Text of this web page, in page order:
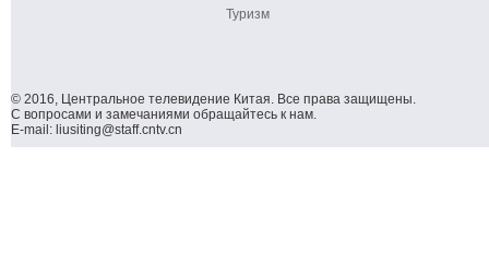
Туризм
© 2016, Центральное телевидение Китая. Все права защищены.
С вопросами и замечаниями обращайтесь к нам.
E-mail: liusiting@staff.cntv.cn